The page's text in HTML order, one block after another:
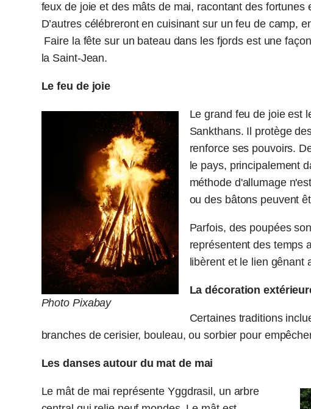
feux de joie et des mâts de mai, racontant des fortunes
D’autres célébreront en cuisinant sur un feu de camp,
Faire la fête sur un bateau dans les fjords est une
la Saint-Jean.
Le feu de joie
Photo Pixabay
Le grand feu de joie est
Sankthans. Il protège
renforce ses pouvoirs.
le pays, principalement
méthode d'allumage
ou des bâtons peuvent
Parfois, des poupées
représentent des temps
libèrent et le lien gênant
La décoration
Certaines traditions
branches de cerisier, bouleau, ou sorbier pour
Les danses autour du mat de mai
Le mât de mai représente Yggdrasil, un arbre